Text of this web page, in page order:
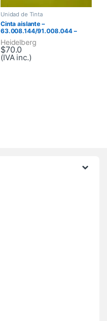
Unidad de Tinta
Cinta aislante –
63.008.144/91.008.044 –
Speedmaster 102,
Speedmaster 52,
Speedmaster 74
Heidelberg
$70.0
(IVA inc.)